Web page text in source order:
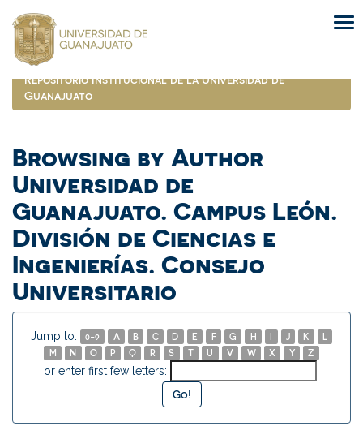
navigation
Repositorio Institucional de la Universidad de
Guanajuato
Browsing by Author
Universidad de
Guanajuato. Campus León.
División de Ciencias e
Ingenierías. Consejo
Universitario
Jump to: 0-9 A B C D E F G H I J K
L
M
N O P Q R S T U V W X Y Z
or enter first few letters: